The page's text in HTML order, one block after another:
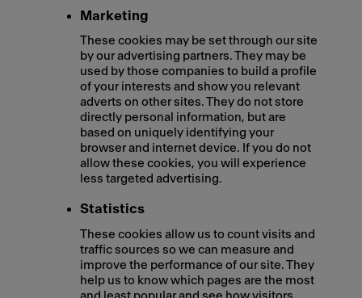
Marketing
These cookies may be set through our site
by our advertising partners. They may be
used by those companies to build a profile
of your interests and show you relevant
adverts on other sites. They do not store
directly personal information, but are
based on uniquely identifying your
browser and internet device. If you do not
allow these cookies, you will experience
less targeted advertising.
Statistics
These cookies allow us to count visits and
traffic sources so we can measure and
improve the performance of our site. They
help us to know which pages are the most